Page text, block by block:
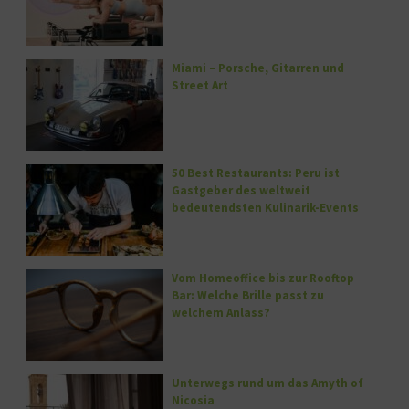
Miami – Porsche, Gitarren und
Street Art
50 Best Restaurants: Peru ist
Gastgeber des weltweit
bedeutendsten Kulinarik-Events
Vom Homeoffice bis zur Rooftop
Bar: Welche Brille passt zu
welchem Anlass?
Unterwegs rund um das Amyth of
Nicosia